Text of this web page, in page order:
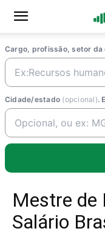
Cargo, profissão, setor da
Cidade/estado (opcional).
Mestre de
Salário